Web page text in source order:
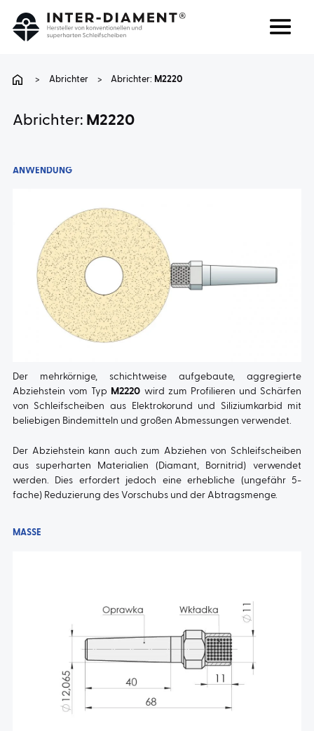
FAQ
KARRIERE
KONTAKT
> Abrichter > Abrichter: M2220
Abrichter: M2220
ANWENDUNG
Der mehrkörnige, schichtweise aufgebaute, aggregierte
Abziehstein vom Typ
M2220 wird zum Profilieren und Schärfen
von Schleifscheiben aus Elektrokorund und Siliziumkarbid mit
beliebigen Bindemitteln und großen Abmessungen verwendet.
Der Abziehstein kann auch zum Abziehen von Schleifscheiben
aus superharten Materialien (Diamant, Bornitrid) verwendet
werden. Dies erfordert jedoch eine erhebliche (ungefähr 5-
fache) Reduzierung des Vorschubs und der Abtragsmenge.
MASSE